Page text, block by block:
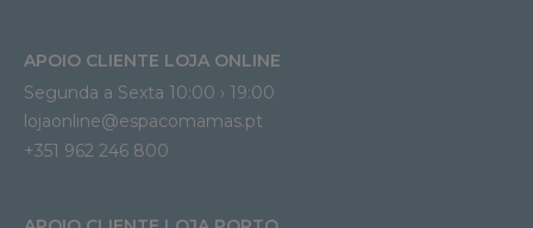
APOIO CLIENTE LOJA ONLINE
Segunda a Sexta 10:00 › 19:00
lojaonline@espacomamas.pt
+351 962 246 800